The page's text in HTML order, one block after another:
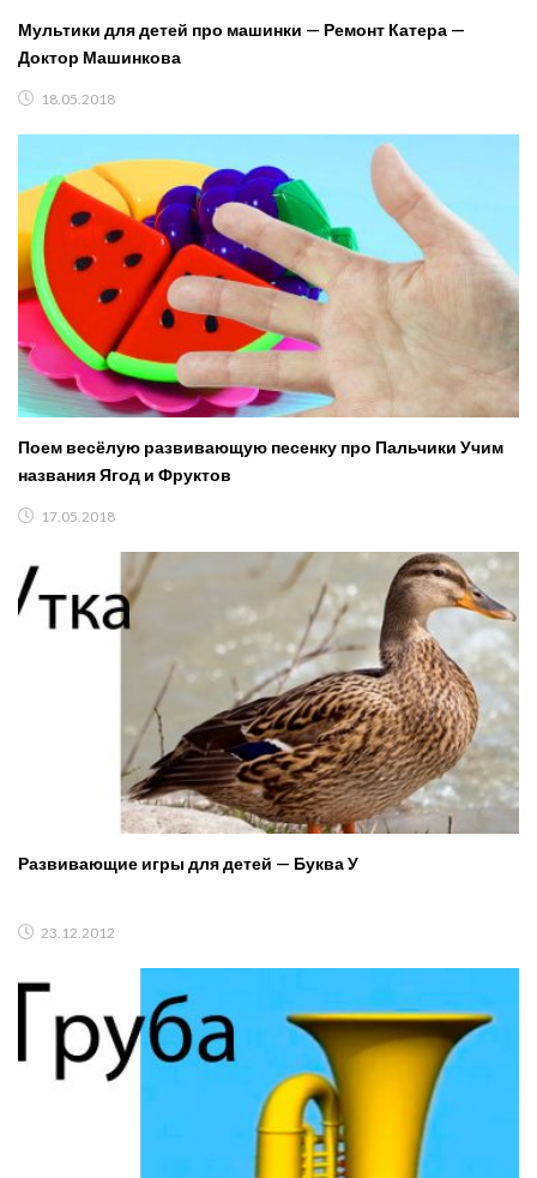
Мультики для детей про машинки — Ремонт Катера —
Доктор Машинкова
18.05.2018
Поем весёлую развивающую песенку про Пальчики Учим
названия Ягод и Фруктов
17.05.2018
Развивающие игры для детей — Буква У
23.12.2012